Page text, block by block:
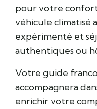
pour votre
véhicule climatisé
expérimenté et
authentiques ou
Votre guide
accompagnera
enrichir votre